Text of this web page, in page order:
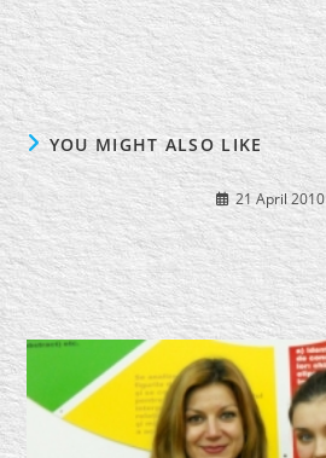
YOU MIGHT ALSO LIKE
21 April 2010